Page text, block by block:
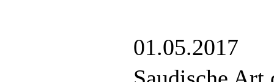
01.05.2017